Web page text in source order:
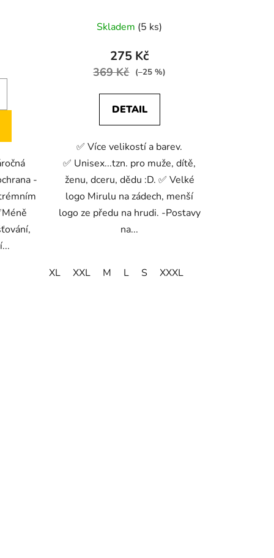
-
Skladem (5 ks)
275 Kč
369 Kč (–25 %)
DETAIL
✅ Více velikostí a barev.
✅ Unisex...tzn. pro muže, dítě,
ženu, dceru, dědu :D. ✅ Velké
logo Mirulu na zádech, menší
logo ze předu na hrudi. -Postavy
na...
XL XXL M L S XXXL